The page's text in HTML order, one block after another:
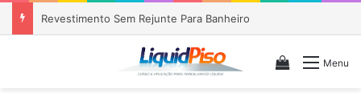
Piso Epóxi em Banheiro Anália Franco SP
Menu
Veja seu